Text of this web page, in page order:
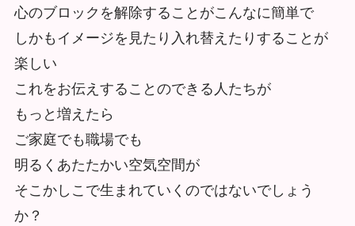
心のブロックを解除することがこんなに簡単で
しかもイメージを見たり入れ替えたりすることが
楽しい
これをお伝えすることのできる人たちが
もっと増えたら
ご家庭でも職場でも
明るくあたたかい空気空間が
そこかしこで生まれていくのではないでしょう
か？